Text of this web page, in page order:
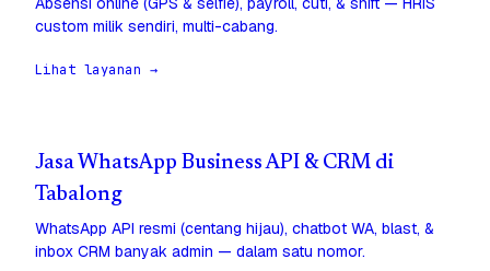
custom milik sendiri, multi-cabang.
Lihat layanan →
Jasa WhatsApp Business API & CRM di
Tabalong
WhatsApp API resmi (centang hijau), chatbot WA, blast, &
inbox CRM banyak admin — dalam satu nomor.